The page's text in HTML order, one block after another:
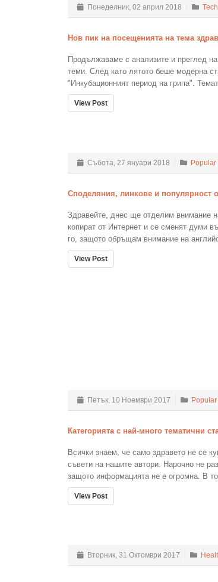
Понеделник, 02 април 2018
Нов пик на посещенията на тема
Продължаваме с анализите и преглед
теми. След като лятото беше модерна
"Инкубационният период на грипа".
View Post
Събота, 27 януари 2018 Popular
Споделяния, линкове и популярност
Здравейте, днес ще отделим внимание
копират от Интернет и се сменят думи
го, защото обръщам внимание на
View Post
Петък, 10 Ноември 2017 Popular
Категорията с най-много тематични
Всички знаем, че само здравето не се
съвети на нашите автори. Нарочно не
защото информацията не е огромна. В
View Post
Вторник, 31 Октомври 2017